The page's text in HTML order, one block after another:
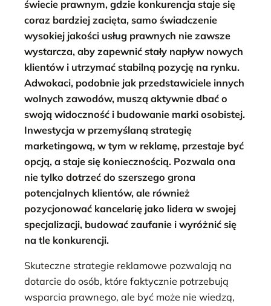
świecie prawnym, gdzie konkurencja staje się
coraz bardziej zacięta, samo świadczenie
wysokiej jakości usług prawnych nie zawsze
wystarcza, aby zapewnić stały napływ nowych
klientów i utrzymać stabilną pozycję na rynku.
Adwokaci, podobnie jak przedstawiciele innych
wolnych zawodów, muszą aktywnie dbać o
swoją widoczność i budowanie marki osobistej.
Inwestycja w przemyślaną strategię
marketingową, w tym w reklamę, przestaje być
opcją, a staje się koniecznością. Pozwala ona
nie tylko dotrzeć do szerszego grona
potencjalnych klientów, ale również
pozycjonować kancelarię jako lidera w swojej
specjalizacji, budować zaufanie i wyróżnić się
na tle konkurencji.
Skuteczne strategie reklamowe pozwalają na
dotarcie do osób, które faktycznie potrzebują
wsparcia prawnego, ale być może nie wiedzą,